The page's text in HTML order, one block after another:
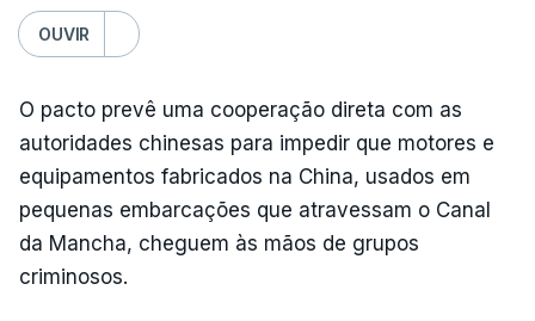
OUVIR
O pacto prevê uma cooperação direta com as
autoridades chinesas para impedir que motores e
equipamentos fabricados na China, usados em
pequenas embarcações que atravessam o Canal
da Mancha, cheguem às mãos de grupos
criminosos.